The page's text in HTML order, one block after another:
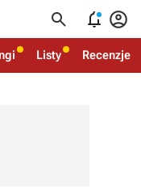
  
Listy Recenzje